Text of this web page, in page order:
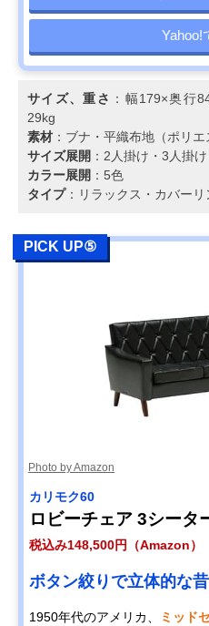
Yahoo!
サイズ、重さ ：幅179×奥行
29kg
素材 ：ブナ・平織布地（ポリエ
サイズ展開 ：2人掛け・3人掛
カラー展開 ：5色
タイプ：リラックス・カバー
PICK UP⑤
Photo by Amazon
カリモク60
ロビーチェア 3シータ
税込み148,500円（Amazon）
ボタン絞りで立体的な
1950年代のアメリカ、
ミッド